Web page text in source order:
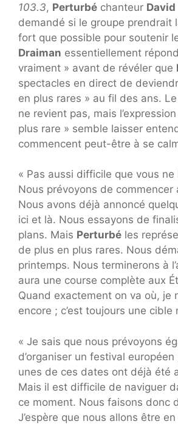
103.3, Perturbé chanteur David
demandé si le groupe prendrait
fort que possible pour soutenir
Draiman essentiellement
vraiment » avant de révéler que
spectacles en direct de
en plus rares » au fil des ans.
ne revient pas, mais
plus rare » semble laisser
commencent peut-être à se
« Pas aussi difficile que vous ne
Nous prévoyons de commencer
Nous avons déjà annoncé
ici et là. Nous essayons de
plans. Mais Perturbé les
de plus en plus rares. Nous
printemps. Nous terminerons à
aura une course complète aux
Quand exactement on va où, je
encore ; c’est toujours une cible
« Je sais que nous prévoyons
d’organiser un festival
unes de ces dates ont déjà été
Mais il est difficile de naviguer
ce moment. Nous faisons donc
J’espère que nous allons être en